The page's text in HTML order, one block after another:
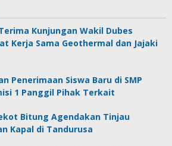
Kunjungan Wakil Dubes
Kerja Sama Geothermal dan Jajaki
Penerimaan Siswa Baru di SMP
1 Panggil Pihak Terkait
Bitung Agendakan Tinjau
Kapal di Tandurusa